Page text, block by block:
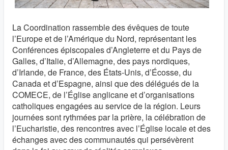
La Coordination rassemble des évêques de toute
l’Europe et de l’Amérique du Nord, représentant les
Conférences épiscopales d’Angleterre et du Pays de
Galles, d’Italie, d’Allemagne, des pays nordiques,
d’Irlande, de France, des États-Unis, d’Écosse, du
Canada et d’Espagne, ainsi que des délégués de la
COMECE, de l’Église anglicane et d’organisations
catholiques engagées au service de la région. Leurs
journées sont rythmées par la prière, la célébration de
l’Eucharistie, des rencontres avec l’Église locale et des
échanges avec des communautés qui persévèrent